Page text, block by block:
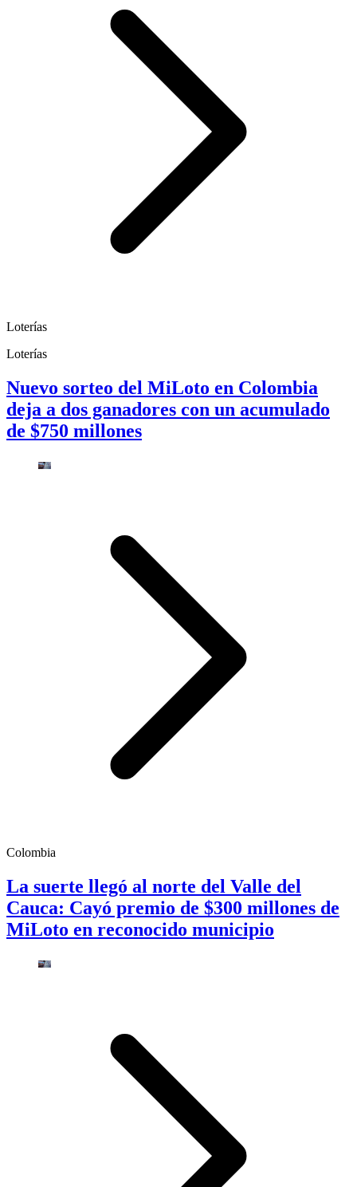
Loterías
Loterías
Nuevo sorteo del MiLoto en Colombia
deja a dos ganadores con un acumulado
de $750 millones
Colombia
La suerte llegó al norte del Valle del
Cauca: Cayó premio de $300 millones de
MiLoto en reconocido municipio